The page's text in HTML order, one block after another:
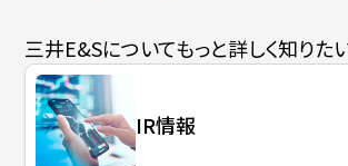
三井E&Sについてもっと詳しく知りた
IR情報